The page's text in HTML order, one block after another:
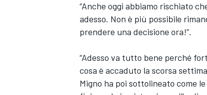
“Anche oggi abbiamo rischiato
adesso. Non è più possibile
prendere una decisione ora!”.
“Adesso va tutto bene perché
cosa è accaduto la scorsa
Migno ha poi sottolineato come